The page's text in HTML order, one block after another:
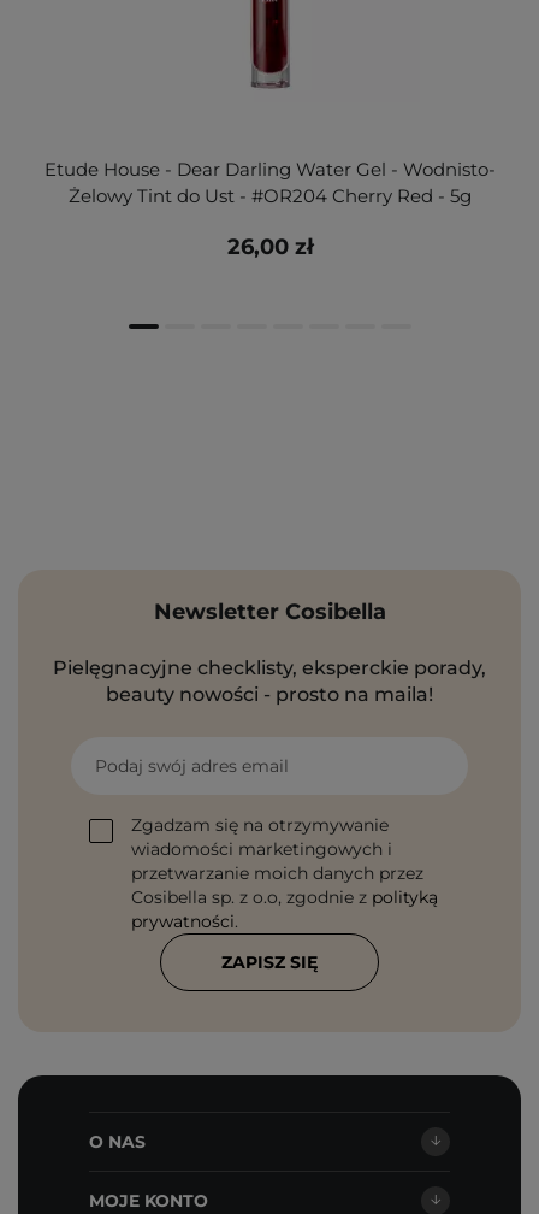
Etude House - Dear Darling Water Gel - Wodnisto-
Żelowy Tint do Ust - #OR204 Cherry Red - 5g
26,00 zł
Newsletter Cosibella
Pielęgnacyjne checklisty, eksperckie porady,
beauty nowości - prosto na maila!
Podaj swój adres email
Zgadzam się na otrzymywanie
wiadomości marketingowych i
przetwarzanie moich danych przez
Cosibella sp. z o.o, zgodnie z polityką
prywatności.
ZAPISZ SIĘ
O NAS
MOJE KONTO